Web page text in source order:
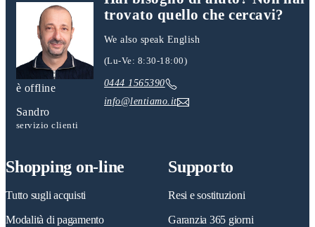
è offline
Sandro
servizio clienti
trovato quello che cercavi?
We also speak English
(Lu-Ve: 8:30-18:00)
0444 1565390
info@lentiamo.it
Shopping on-line
Tutto sugli acquisti
Modalità di pagamento
Supporto
Resi e sostituzioni
Garanzia 365 giorni